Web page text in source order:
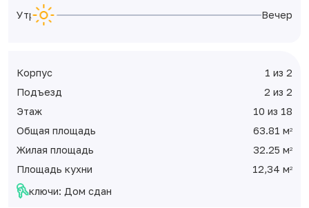
Утро Вечер
Корпус
1 из 2
Подъезд
2 из 2
Этаж
10 из 18
Общая площадь
63.81 м2
Жилая площадь 32.25 м2
Площадь кухни 12,34 м2
ключи: Дом сдан